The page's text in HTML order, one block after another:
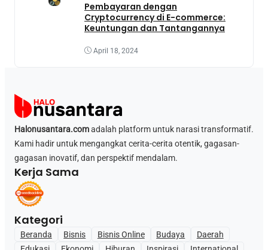
Pembayaran dengan
Cryptocurrency di E-commerce:
Keuntungan dan Tantangannya
April 18, 2024
Halonusantara.comadalah platform untuk narasi transformatif.
Kami hadir untuk mengangkat cerita-cerita otentik, gagasan-
gagasan inovatif, dan perspektif mendalam.
Kerja Sama
Kategori
Beranda Bisnis Bisnis Online Budaya
Daerah